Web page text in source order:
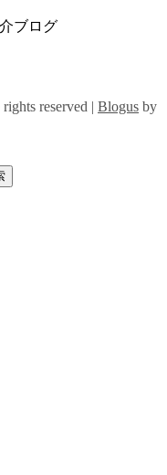
ブログ
reserved | Blogus by